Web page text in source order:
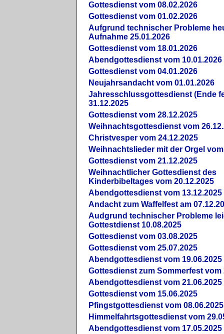
Gottesdienst vom 08.02.2026
Gottesdienst vom 01.02.2026
Aufgrund technischer Probleme
Aufnahme 25.01.2026
Gottesdienst vom 18.01.2026
Abendgottesdienst vom 10.01.2026
Gottesdienst vom 04.01.2026
Neujahrsandacht vom 01.01.2026
Jahresschlussgottesdienst (Ende
31.12.2025
Gottesdienst vom 28.12.2025
Weihnachtsgottesdienst vom
Christvesper vom 24.12.2025
Weihnachtslieder mit der Orgel vom
Gottesdienst vom 21.12.2025
Weihnachtlicher Gottesdienst des
Kinderbibeltages vom 20.12.2025
Abendgottesdienst vom 13.12.2025
Andacht zum Waffelfest am
Audgrund technischer Probleme
Gottestdienst 10.08.2025
Gottesdienst vom 03.08.2025
Gottesdienst vom 25.07.2025
Abendgottesdienst vom 19.06.2025
Gottesdienst zum Sommerfest vom
Abendgottesdienst vom 21.06.2025
Gottesdienst vom 15.06.2025
Pfingstgottesdienst vom 08.06.2025
Himmelfahrtsgottesdienst vom
Abendgottesdienst vom 17.05.2025